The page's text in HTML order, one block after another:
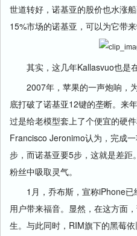
世道转好，诺基亚的股价也水涨
15%市场的诺基亚，可以为它带
其实，这几年Kallasvuo也是在
2007年，苹果的一声炮响，
底打破了诺基亚12键的垄断。来
过是给老模型套上了个便宜的硬
Francisco Jeronimo认为，完成
步，而诺基亚要5步，这就是差
粉丝中吸取灵气。
1月，乔布斯，宣称iPhone已
用户带来福音。显然，在这方面
生。与此同时，RIM旗下的黑莓